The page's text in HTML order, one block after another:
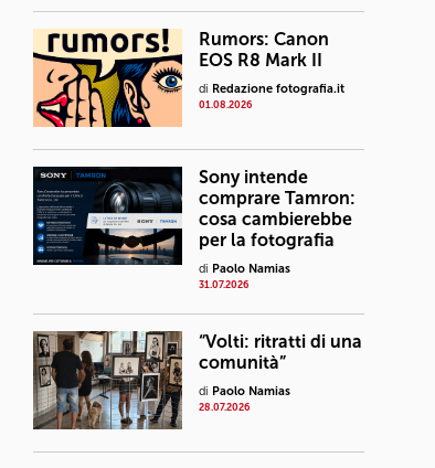
Rumors: Canon
EOS R8 Mark II
di Redazione fotografia.it
01.08.2026
Sony intende
comprare Tamron:
cosa cambierebbe
per la fotografia
di Paolo Namias
31.07.2026
“Volti: ritratti di una
comunità”
di Paolo Namias
28.07.2026